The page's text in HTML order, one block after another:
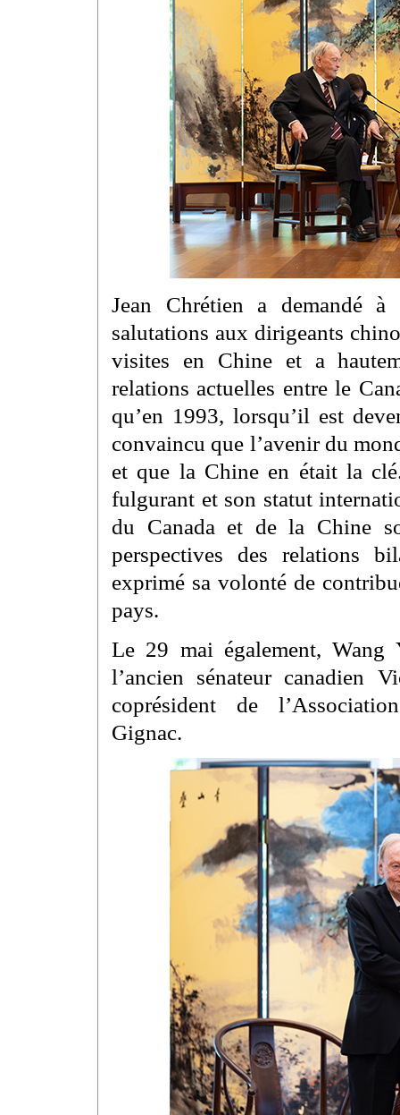
Jean Chrétien a demandé
salutations aux dirigeants
visites en Chine et a
relations actuelles entre le
qu’en 1993, lorsqu’il est
convaincu que l’avenir du
et que la Chine en était la
fulgurant et son statut
du Canada et de la Chine
perspectives des relations
exprimé sa volonté de
pays.
Le 29 mai également,
l’ancien sénateur canadien
coprésident de
Gignac.